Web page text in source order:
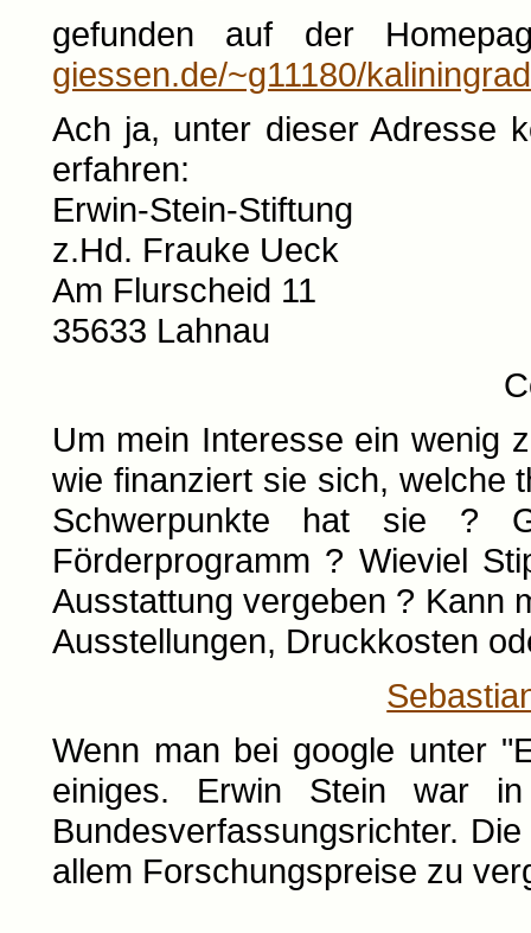
gefunden auf der
giessen.de/~g11180/
Ach ja, unter dieser Adresse
erfahren:
Erwin-Stein-Stiftung
z.Hd. Frauke Ueck
Am Flurscheid 11
35633 Lahnau
Um mein Interesse ein wenig
wie finanziert sie sich, welche
Schwerpunkte hat sie ?
Förderprogramm ? Wieviel
Ausstattung vergeben ? Kann
Ausstellungen, Druckkosten
Wenn man bei google unter
einiges. Erwin Stein war
Bundesverfassungsrichter.
allem Forschungspreise zu